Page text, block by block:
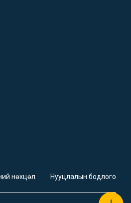
нөхцөл Нууцлалын бодлого